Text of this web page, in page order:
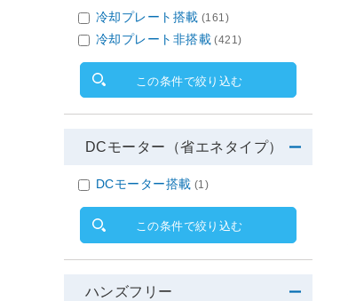
冷却プレート搭載 (161)
冷却プレート非搭載 (421)
この条件で絞り込む
DCモーター（省エネタイプ）
DCモーター搭載 (1)
この条件で絞り込む
ハンズフリー